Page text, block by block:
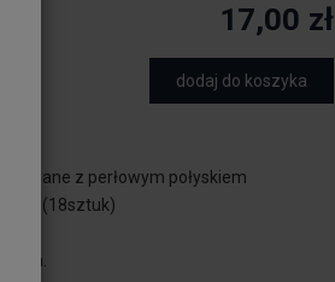
17,00 zł
dodaj do koszyka
Szklane z perłowym połyskiem
cm (18sztuk)